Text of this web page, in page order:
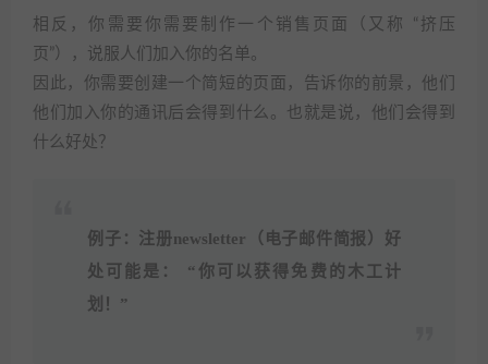
相反，你需要你需要制作一个销售页面（又称 “挤压
页”），说服人们加入你的名单。
因此，你需要创建一个简短的页面，告诉你的前景，他们
他们加入你的通讯后会得到什么。也就是说，他们会得到
什么好处？
例子：注册newsletter（电子邮件简报）好
处可能是： “你可以获得免费的木工计
划！”